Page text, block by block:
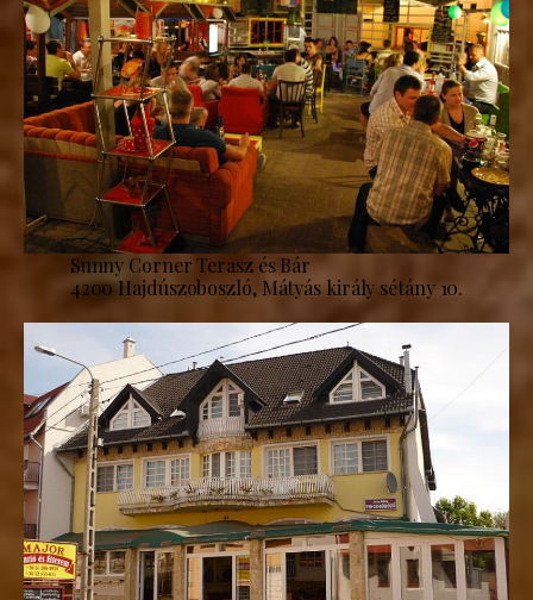
Sunny Corner Terasz és Bár
4200 Hajdúszoboszló, Mátyás király sétány 10.